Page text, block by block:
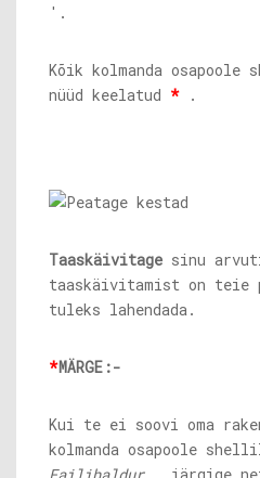
'.
Kõik kolmanda
nüüd keelatud * .
Taaskäivitage sinu
taaskäivitamist on teie
tuleks lahendada.
*MÄRGE:-
Kui te ei soovi oma
kolmanda osapoole